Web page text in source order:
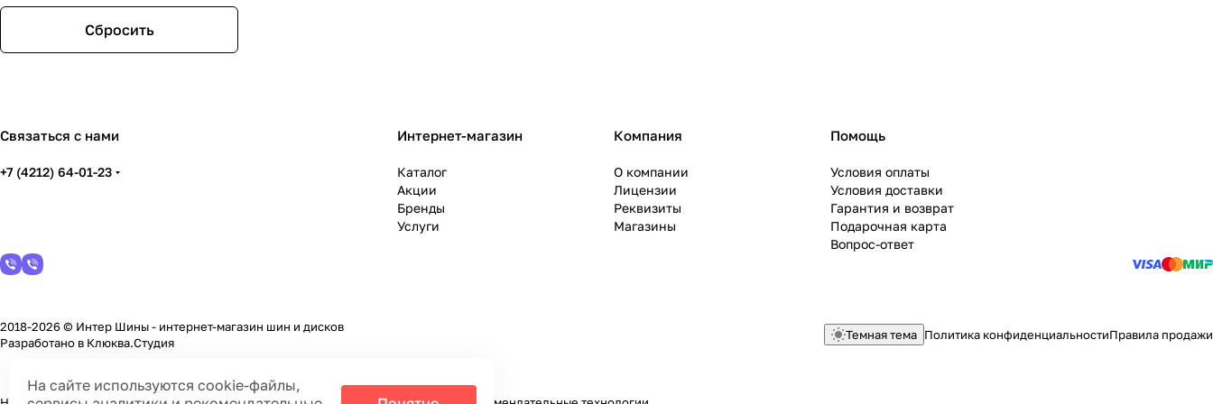
IFree
Tech-line
Yokatta
Сбросить
Связаться с нами
+7 (4212) 64-01-23
Интернет-магазин
Каталог
Акции
Бренды
Услуги
Компания
О компании
Лицензии
Реквизиты
Магазины
Помощь
Условия оплаты
Условия доставки
Гарантия и возврат
Подарочная карта
Вопрос-ответ
2018-2026 © Интер Шины - интернет-магазин шин и дисков
Разработано в Клюква.Студия
Темная тема Политика конфиденциальностиПравила продажи
На сайте используются cookie-файлы,